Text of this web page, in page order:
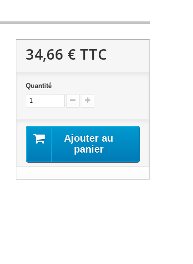
34,66 € TTC
Quantité
Ajouter au
panier